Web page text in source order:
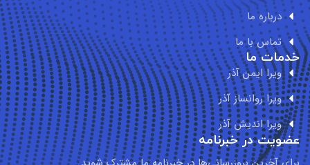
درباره ما
تماس با ما
ما
ویرا ایمن آذر
ویرا روانساز آذر
ویرا اندیش آذر
در خبرنامه